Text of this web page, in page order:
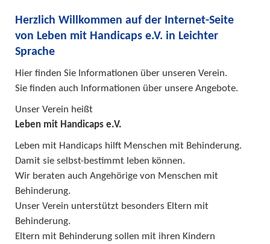
Herzlich Willkommen auf der Internet-Seite
von Leben mit Handicaps e.V. in Leichter
Sprache
Hier finden Sie Informationen über unseren Verein.
Sie finden auch Informationen über unsere Angebote.
Unser Verein heißt
Leben mit Handicaps e.V.
Leben mit Handicaps hilft Menschen mit Behinderung.
Damit sie selbst-bestimmt leben können.
Wir beraten auch Angehörige von Menschen mit
Behinderung.
Unser Verein unterstützt besonders Eltern mit
Behinderung.
Eltern mit Behinderung sollen mit ihren Kindern
Hilfe für Eltern mit Behinderung
Paten für Familien gesucht